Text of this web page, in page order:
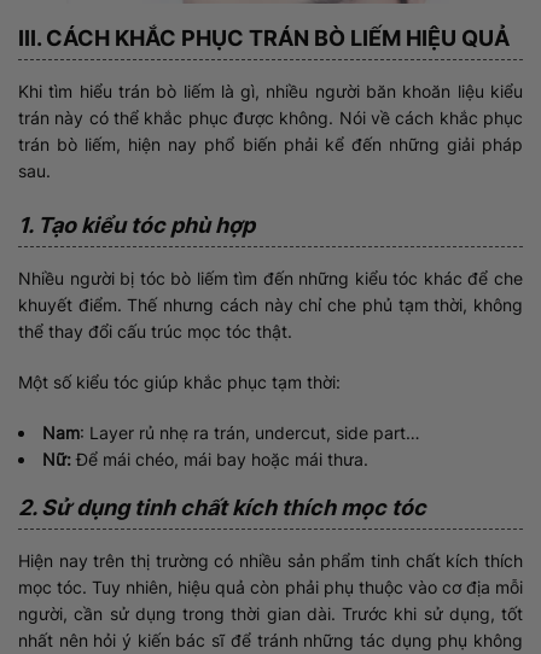
III. CÁCH KHẮC PHỤC TRÁN BÒ LIẾM HIỆU QUẢ
Khi tìm hiểu trán bò liếm là gì, nhiều người băn khoăn liệu kiểu
trán này có thể khắc phục được không. Nói về cách khắc phục
trán bò liếm, hiện nay phổ biến phải kể đến những giải pháp
sau.
1. Tạo kiểu tóc phù hợp
Nhiều người bị tóc bò liếm tìm đến những kiểu tóc khác để che
khuyết điểm. Thế nhưng cách này chỉ che phủ tạm thời, không
thể thay đổi cấu trúc mọc tóc thật.
Một số kiểu tóc giúp khắc phục tạm thời:
Nam: Layer rủ nhẹ ra trán, undercut, side part…
Nữ:Để mái chéo, mái bay hoặc mái thưa.
2. Sử dụng tinh chất kích thích mọc tóc
Hiện nay trên thị trường có nhiều sản phẩm tinh chất kích thích
mọc tóc. Tuy nhiên, hiệu quả còn phải phụ thuộc vào cơ địa mỗi
người, cần sử dụng trong thời gian dài. Trước khi sử dụng, tốt
nhất nên hỏi ý kiến bác sĩ để tránh những tác dụng phụ không